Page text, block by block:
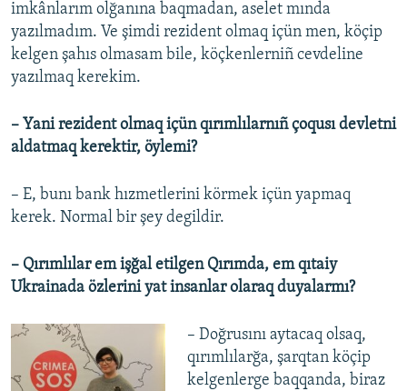
imkânlarım olğanına baqmadan, aselet mında
yazılmadım. Ve şimdi rezident olmaq içün men, köçip
kelgen şahıs olmasam bile, köçkenlerniñ cevdeline
yazılmaq kerekim.
– Yani rezident olmaq içün qırımlılarnıñ çoqusı devletni
aldatmaq kerektir, öylemi?
– E, bunı bank hızmetlerini körmek içün yapmaq
kerek. Normal bir şey degildir.
– Qırımlılar em işğal etilgen Qırımda, em qıtaiy
Ukrainada özlerini yat insanlar olaraq duyalarmı?
– Doğrusını aytacaq olsaq,
qırımlılarğa, şarqtan köçip
kelgenlerge baqqanda, biraz